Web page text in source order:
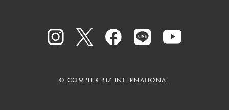
© COMPLEX BIZ INTERNATIONAL